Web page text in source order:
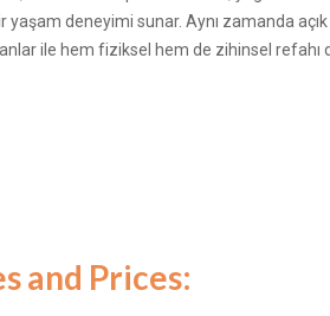
deneyimi sunar. Aynı zamanda
ile hem fiziksel hem de zihinsel
and Prices: